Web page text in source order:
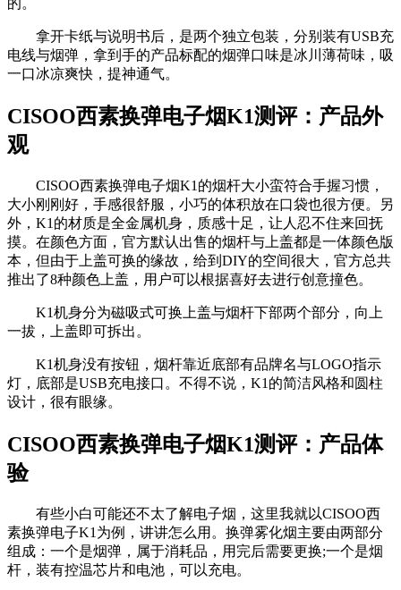
的。
拿开卡纸与说明书后，是两个独立包装，分别装有USB充
电线与烟弹，拿到手的产品标配的烟弹口味是冰川薄荷味，吸
一口冰凉爽快，提神通气。
CISOO西素换弹电子烟K1测评：产品外
观
CISOO西素换弹电子烟K1的烟杆大小蛮符合手握习惯，
大小刚刚好，手感很舒服，小巧的体积放在口袋也很方便。另
外，K1的材质是全金属机身，质感十足，让人忍不住来回抚
摸。在颜色方面，官方默认出售的烟杆与上盖都是一体颜色版
本，但由于上盖可换的缘故，给到DIY的空间很大，官方总共
推出了8种颜色上盖，用户可以根据喜好去进行创意撞色。
K1机身分为磁吸式可换上盖与烟杆下部两个部分，向上
一拔，上盖即可拆出。
K1机身没有按钮，烟杆靠近底部有品牌名与LOGO指示
灯，底部是USB充电接口。不得不说，K1的简洁风格和圆柱
设计，很有眼缘。
CISOO西素换弹电子烟K1测评：产品体
验
有些小白可能还不太了解电子烟，这里我就以CISOO西
素换弹电子K1为例，讲讲怎么用。换弹雾化烟主要由两部分
组成：一个是烟弹，属于消耗品，用完后需要更换;一个是烟
杆，装有控温芯片和电池，可以充电。